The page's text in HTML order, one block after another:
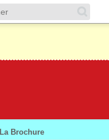
Brochure